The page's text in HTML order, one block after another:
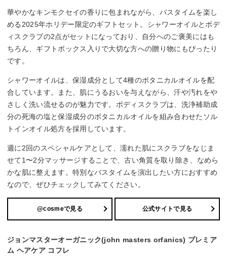
華やかなキンモクセイの香りに包まれながら、バスタイムを楽し
める2025年ホリデー限定のギフトセット。シャワーオイルとボデ
ィスクラブの2点がセットになっており、自分へのご褒美にはも
ちろん、ギフトボックス入りで大切な方への贈り物にもぴったり
です。
シャワーオイルは、保湿成分として4種のボタニカルオイルを配
合しています。また、肌にうるおいを与えながら、汗や汚れをや
さしく洗い流せるのが魅力です。ボディスクラブは、洗浄補助成
分の死海の塩と保湿成分のボタニカルオイルを組み合わせたソル
トインオイル処方を採用しています。
週に2回のスペシャルケアとして、濡れた肌にスクラブをなじま
せて1〜2分マッサージすることで、古い角質を取り除き、なめら
かな肌に整えます。特別なバスタイムを演出したい方におすすめ
なので、ぜひチェックしてみてください。
@cosmeで見る 公式サイトで見る
ジョンマスターオーガニック(john masters orfanics) プレミア
ム ヘアケア コフレ